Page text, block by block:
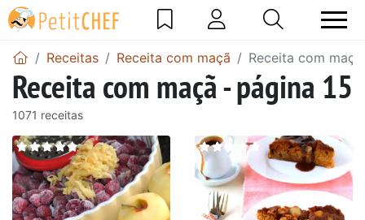
Receitas Receita com maçã Receita com
Receita com maçã - página 15
1071 receitas